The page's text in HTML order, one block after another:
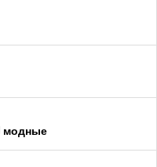
модные